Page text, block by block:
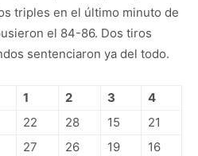
triples en el último minuto de
el 84-86. Dos tiros
sentenciaron ya del todo.
1 2 3
4
22 28 15
21
27 26 19 16